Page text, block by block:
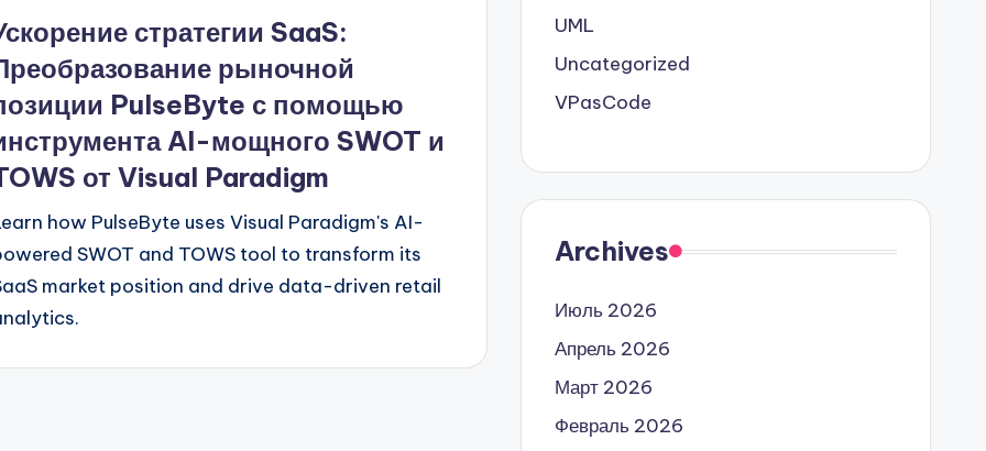
стратегии SaaS:
рыночной
PulseByte с помощью
AI-мощного SWOT и
от Visual Paradigm
how PulseByte uses Visual Paradigm's AI-
SWOT and TOWS tool to transform its
market position and drive data-driven retail
UML
Uncategorized
VPasCode
Archives
Июль 2026
Апрель 2026
Март 2026
Февраль 2026